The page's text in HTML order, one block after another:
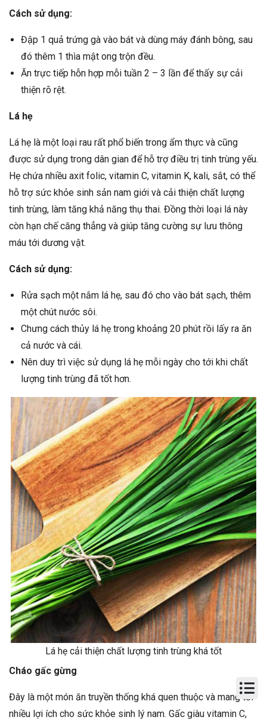
Cách sử dụng:
Đập 1 quả trứng gà vào bát và dùng máy đánh bông, sau
đó thêm 1 thìa mật ong trộn đều.
Ăn trực tiếp hỗn hợp mỗi tuần 2 – 3 lần để thấy sự cải
thiện rõ rệt.
Lá hẹ
Lá hẹ là một loại rau rất phổ biến trong ẩm thực và cũng
được sử dụng trong dân gian để hỗ trợ điều trị tinh trùng yếu.
Hẹ chứa nhiều axit folic, vitamin C, vitamin K, kali, sắt, có thể
hỗ trợ sức khỏe sinh sản nam giới và cải thiện chất lượng
tinh trùng, làm tăng khả năng thụ thai. Đồng thời loại lá này
còn hạn chế căng thẳng và giúp tăng cường sự lưu thông
máu tới dương vật.
Cách sử dụng:
Rửa sạch một nắm lá hẹ, sau đó cho vào bát sạch, thêm
một chút nước sôi.
Chưng cách thủy lá hẹ trong khoảng 20 phút rồi lấy ra ăn
cả nước và cái.
Nên duy trì việc sử dụng lá hẹ mỗi ngày cho tới khi chất
lượng tinh trùng đã tốt hơn.
Lá hẹ cải thiện chất lượng tinh trùng khá tốt
Cháo gấc gừng
Đây là một món ăn truyền thống khá quen thuộc và mang tới
nhiều lợi ích cho sức khỏe sinh lý nam. Gấc giàu vitamin C,